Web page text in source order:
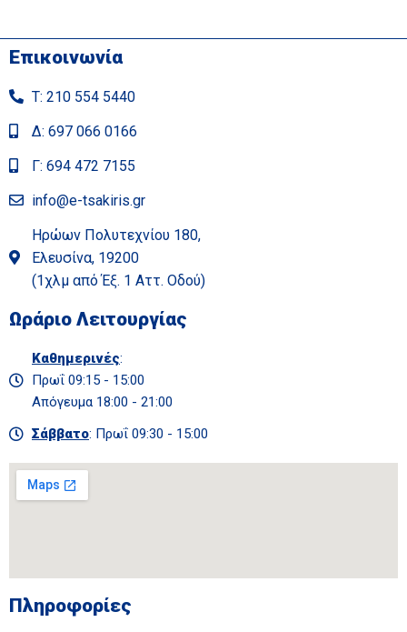
Επικοινωνία
Τ: 210 554 5440
Δ: 697 066 0166
Γ: 694 472 7155
info@e-tsakiris.gr
Ηρώων Πολυτεχνίου 180,
Ελευσίνα, 19200
(1χλμ από Έξ. 1 Αττ. Οδού)
Ωράριο Λειτουργίας
Καθημερινές:
Πρωΐ 09:15 - 15:00
Απόγευμα 18:00 - 21:00
Σάββατο: Πρωΐ 09:30 - 15:00
Πληροφορίες